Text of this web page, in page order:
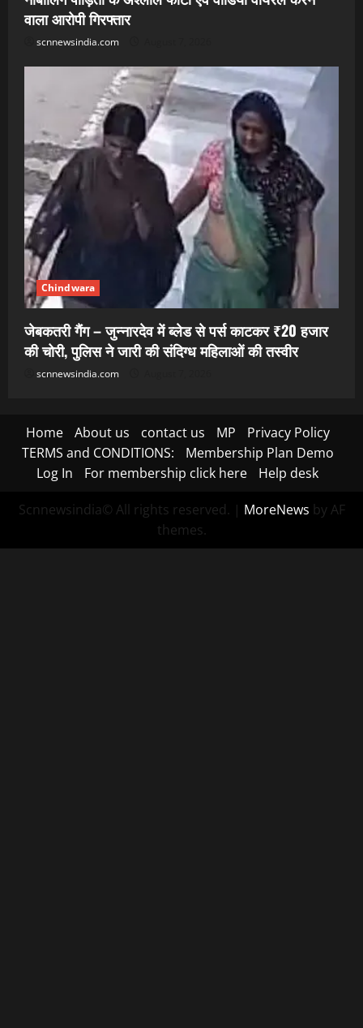
वाला आरोपी गिरफ्तार
scnnewsindia.com
Chindwara
जेबकतरी गैंग – जुन्नारदेव में ब्लेड से पर्स काटकर ₹20 हजार
की चोरी, पुलिस ने जारी की संदिग्ध महिलाओं की तस्वीर
scnnewsindia.com
Home About us contact us MP
Privacy Policy
TERMS and CONDITIONS:
Membership Plan Demo
Log In
For membership click here Help desk
Scnnewsindia© All rights reserved. | MoreNews by AF
themes.